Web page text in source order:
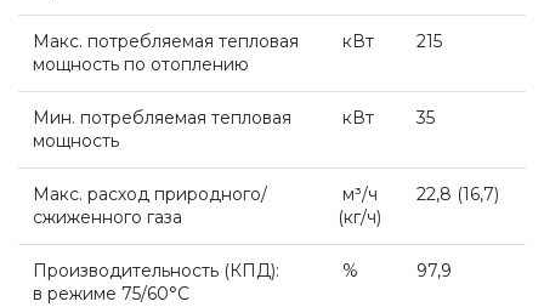
Напольные конденсационные котлы Baxi
Напольные котлы с атмосферной горелкой
Baxi
Электрические котлы Baxi
Vaillant
Макс. потребляемая тепловая
мощность по отоплению
кВт 215
Мин. потребляемая тепловая
мощность
кВт 35
Макс. расход природного/
сжиженного газа
м³/ч
(кг/ч)
22,8 (16,7)
Производительность (КПД):
в режиме 75/60°С
% 97,9